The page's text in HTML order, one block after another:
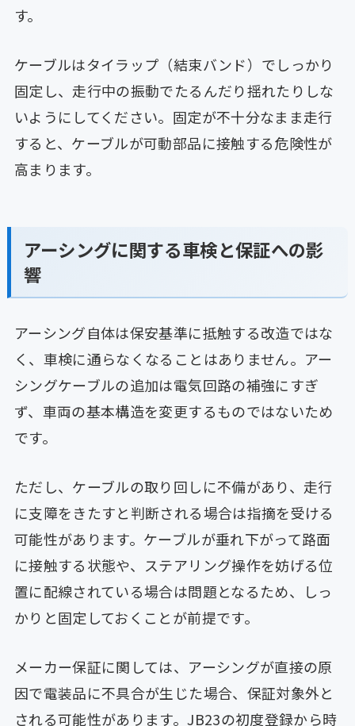
す。
ケーブルはタイラップ（結束バンド）でしっかり
固定し、走行中の振動でたるんだり揺れたりしな
いようにしてください。固定が不十分なまま走行
すると、ケーブルが可動部品に接触する危険性が
高まります。
アーシングに関する車検と保証への影
響
アーシング自体は保安基準に抵触する改造ではな
く、車検に通らなくなることはありません。アー
シングケーブルの追加は電気回路の補強にすぎ
ず、車両の基本構造を変更するものではないため
です。
ただし、ケーブルの取り回しに不備があり、走行
に支障をきたすと判断される場合は指摘を受ける
可能性があります。ケーブルが垂れ下がって路面
に接触する状態や、ステアリング操作を妨げる位
置に配線されている場合は問題となるため、しっ
かりと固定しておくことが前提です。
メーカー保証に関しては、アーシングが直接の原
因で電装品に不具合が生じた場合、保証対象外と
される可能性があります。JB23の初度登録から時